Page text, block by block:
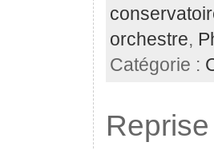
orchestre,
Catégorie :